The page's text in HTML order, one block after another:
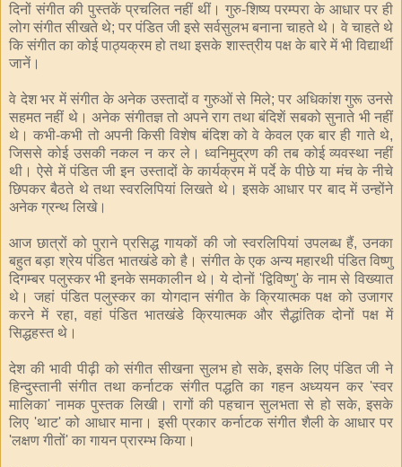
दिनों संगीत की पुस्तकें प्रचलित नहीं थीं। गुरु-शिष्य परम्परा के आधार पर ही
लोग संगीत सीखते थे; पर पंडित जी इसे सर्वसुलभ बनाना चाहते थे। वे चाहते थे
कि संगीत का कोई पाठ्यक्रम हो तथा इसके शास्त्रीय पक्ष के बारे में भी विद्यार्थी
जानें।
वे देश भर में संगीत के अनेक उस्तादों व गुरुओं से मिले; पर अधिकांश गुरू उनसे
सहमत नहीं थे। अनेक संगीतज्ञ तो अपने राग तथा बंदिशें सबको सुनाते भी नहीं
थे। कभी-कभी तो अपनी किसी विशेष बंदिश को वे केवल एक बार ही गाते थे,
जिससे कोई उसकी नकल न कर ले। ध्वनिमुद्रण की तब कोई व्यवस्था नहीं
थी। ऐसे में पंडित जी इन उस्तादों के कार्यक्रम में पर्दे के पीछे या मंच के नीचे
छिपकर बैठते थे तथा स्वरलिपियां लिखते थे। इसके आधार पर बाद में उन्होंने
अनेक ग्रन्थ लिखे।
आज छात्रों को पुराने प्रसिद्ध गायकों की जो स्वरलिपियां उपलब्ध हैं, उनका
बहुत बड़ा श्रेय पंडित भातखंडे को है। संगीत के एक अन्य महारथी पंडित विष्णु
दिगम्बर पलुस्कर भी इनके समकालीन थे। ये दोनों 'द्विविष्णु' के नाम से विख्यात
थे। जहां पंडित पलुस्कर का योगदान संगीत के क्रियात्मक पक्ष को उजागर
करने में रहा, वहां पंडित भातखंडे क्रियात्मक और सैद्धांतिक दोनों पक्ष में
सिद्धहस्त थे।
देश की भावी पीढ़ी को संगीत सीखना सुलभ हो सके, इसके लिए पंडित जी ने
हिन्दुस्तानी संगीत तथा कर्नाटक संगीत पद्धति का गहन अध्ययन कर 'स्वर
मालिका' नामक पुस्तक लिखी। रागों की पहचान सुलभता से हो सके, इसके
लिए 'थाट' को आधार माना। इसी प्रकार कर्नाटक संगीत शैली के आधार पर
'लक्षण गीतों' का गायन प्रारम्भ किया।